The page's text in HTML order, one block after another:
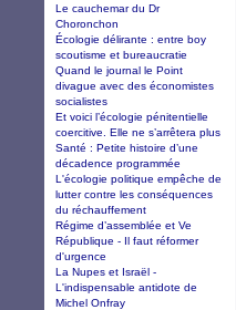
Le cauchemar du Dr
Choronchon
Écologie délirante : entre boy
scoutisme et bureaucratie
Quand le journal le Point
divague avec des économistes
socialistes
Et voici l’écologie pénitentielle
coercitive. Elle ne s’arrêtera plus
Santé : Petite histoire d’une
décadence programmée
L'écologie politique empêche de
lutter contre les conséquences
du réchauffement
Régime d’assemblée et Ve
République - Il faut réformer
d'urgence
La Nupes et Israël -
L'indispensable antidote de
Michel Onfray